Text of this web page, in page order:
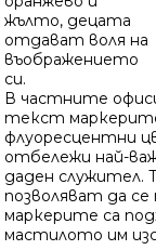
жълто, децата
отдават воля на
въображението
си.
В частните
текст
флуоресцентни
отбележи най-
даден служител.
позволяват да
маркерите са
мастилото им